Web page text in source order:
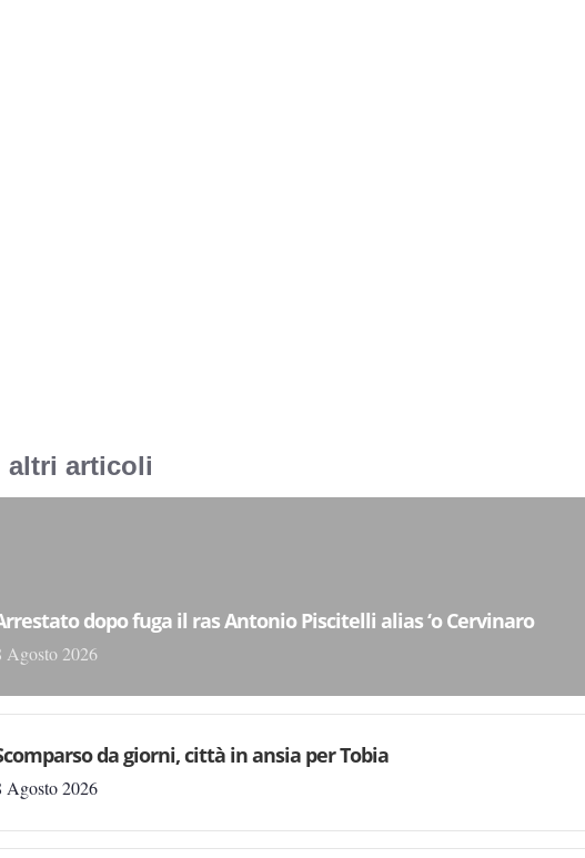
altri articoli
dopo fuga il ras Antonio Piscitelli alias ‘o Cervinaro
Agosto 2026
da giorni, città in ansia per Tobia
Agosto 2026